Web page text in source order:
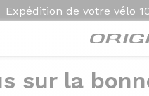
Expédition de votre vélo
sur la